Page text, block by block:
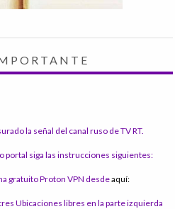
la señal del canal ruso de TV RT.
portal siga las instrucciones siguientes:
gratuito Proton VPN desdeaquí:
Ubicaciones libres en la parte izquierda